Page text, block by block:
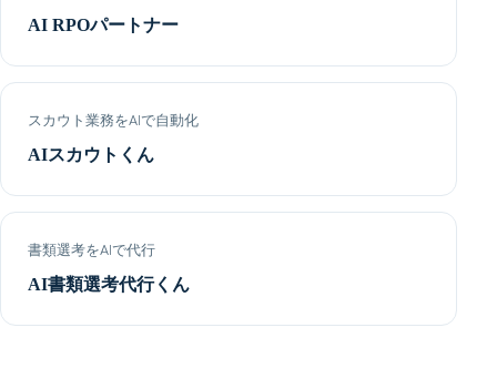
AI RPOパートナー
スカウト業務をAIで自動化
AIスカウトくん
書類選考をAIで代行
AI書類選考代行くん